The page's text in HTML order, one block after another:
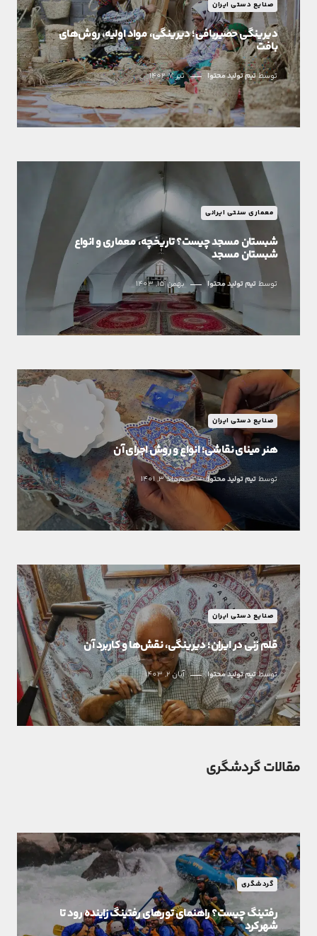
صنایع دستی ایران
دیرینگی حصیربافی؛ دیرینگی، مواد اولیه، روش‌های
بافت
توسطتیم تولید محتوا تیر 7, 1402
معماری سنتی ایرانی
شبستان مسجد چیست؟ تاریخچه، معماری و انواع
شبستان مسجد
توسطتیم تولید محتوا بهمن 15, 1403
صنایع دستی ایران
هنر مینای نقاشی؛ انواع و روش اجرای آن
توسطتیم تولید محتوا مرداد 3, 1401
صنایع دستی ایران
قلم زنی در ایران؛ دیرینگی، نقش‌ها و کاربرد آن
توسطتیم تولید محتوا آبان 2, 1403
مقالات گردشگری
گردشگری
رفتینگ چیست؟ راهنمای تورهای رفتینگ زاینده رود تا
شهرکرد